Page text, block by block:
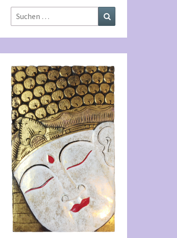
Suchen
nach: